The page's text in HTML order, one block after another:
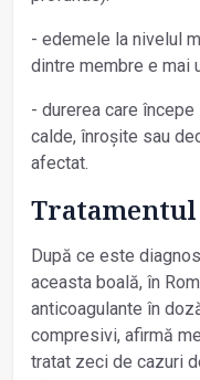
- edemele la nivelul
dintre membre e mai
- durerea care
calde, înroșite sau
afectat.
După ce este
aceasta boală, în
anticoagulante în
compresivi, afirmă
tratat zeci de cazuri